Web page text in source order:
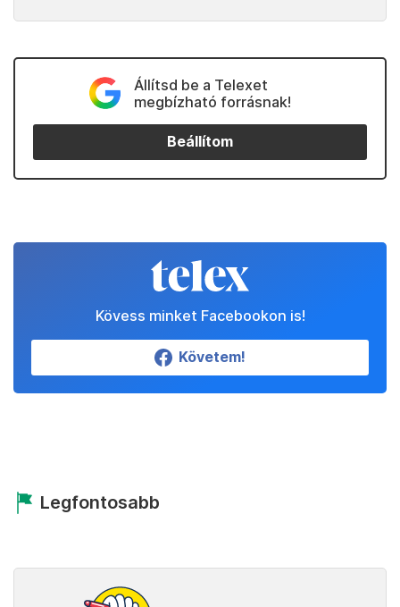
Állítsd be a Telexet
megbízható forrásnak!
Beállítom
Kövess minket Facebookon is!
Követem!
Legfontosabb